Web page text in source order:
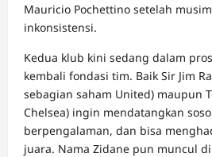
Mauricio Pochettino setelah
inkonsistensi.
Kedua klub kini sedang dalam
kembali fondasi tim. Baik Sir Jim
sebagian saham United) maupun
Chelsea) ingin mendatangkan
berpengalaman, dan bisa
juara. Nama Zidane pun muncul